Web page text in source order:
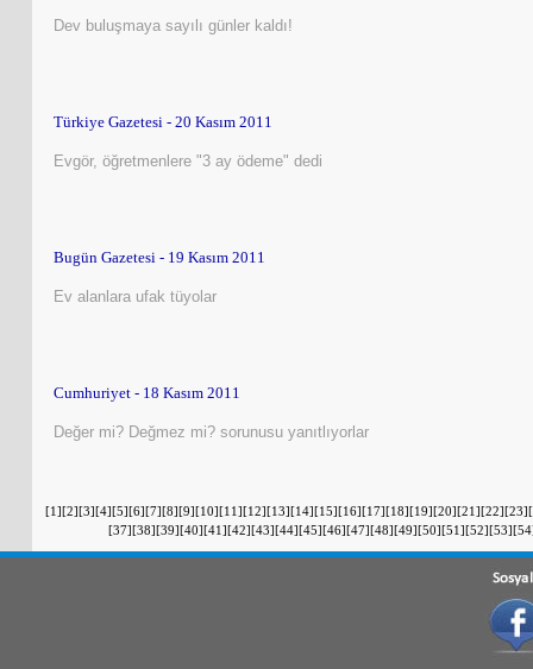
Dev buluşmaya sayılı günler kaldı!
Türkiye Gazetesi - 20 Kasım 2011
Evgör, öğretmenlere "3 ay ödeme" dedi
Bugün Gazetesi - 19 Kasım 2011
Ev alanlara ufak tüyolar
Cumhuriyet - 18 Kasım 2011
Değer mi? Değmez mi? sorunusu yanıtlıyorlar
[1][2][3][4][5][6][7][8][9][10][11][12][13][14][15][16][17][18][19][20][21][22][23][
[37][38][39][40][41][42][43][44][45][46][47][48][49][50][51][52][53][54